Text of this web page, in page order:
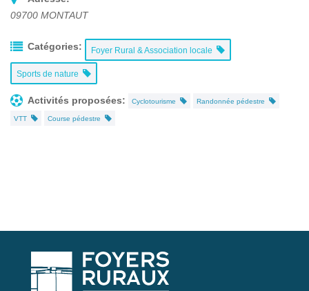
09700 MONTAUT
Catégories: Foyer Rural & Association locale
Sports de nature
Activités proposées: Cyclotourisme Randonnée pédestre
VTT Course pédestre